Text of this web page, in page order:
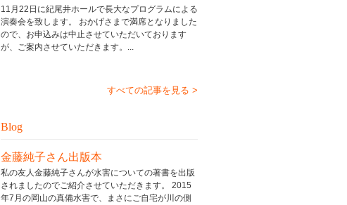
11月22日に紀尾井ホールで長大なプログラムによる
演奏会を致します。 おかげさまで満席となりました
ので、お申込みは中止させていただいております
が、ご案内させていただきます。...
すべての記事を見る >
Blog
金藤純子さん出版本
私の友人金藤純子さんが水害についての著書を出版
されましたのでご紹介させていただきます。 2015
年7月の岡山の真備水害で、まさにご自宅が川の側